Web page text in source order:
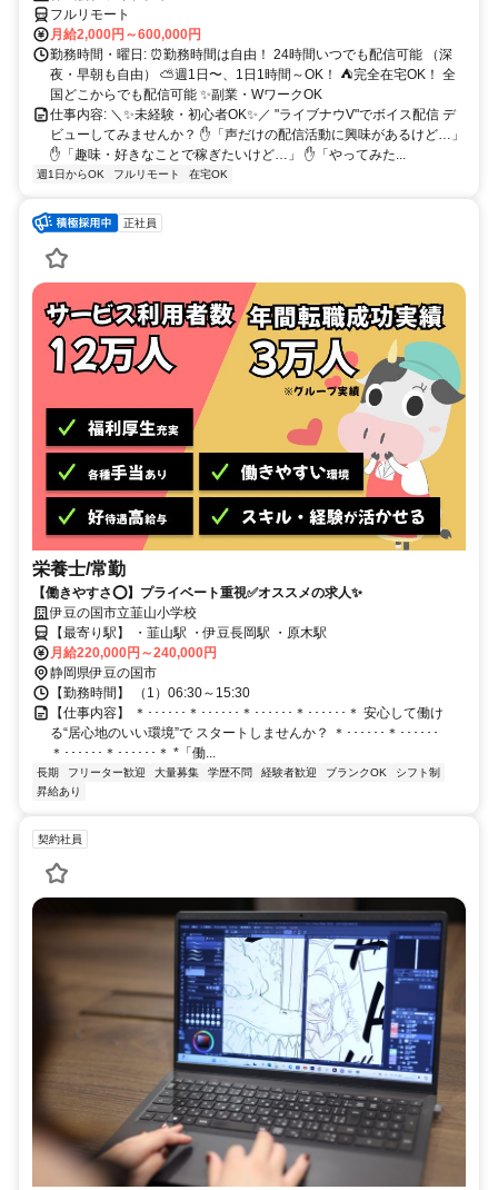
フルリモート
月給2,000円～600,000円
勤務時間・曜日: ⏰勤務時間は自由！ 24時間いつでも配信可能 （深
夜・早朝も自由） ⛅週1日〜、1日1時間～OK！ ⛺完全在宅OK！ 全
国どこからでも配信可能 ✨副業・WワークOK
仕事内容: ＼✨未経験・初心者OK✨／ "ライブナウV"でボイス配信 デ
ビューしてみませんか？ ✋「声だけの配信活動に興味があるけど…」
✋「趣味・好きなことで稼ぎたいけど…」 ✋「やってみた...
週1日からOK フルリモート 在宅OK
正社員
栄養士/常勤
【働きやすさ⭕️】プライベート重視✅️オススメの求人✨
伊豆の国市立韮山小学校
【最寄り駅】 ・韮山駅 ・伊豆長岡駅 ・原木駅
月給220,000円～240,000円
静岡県伊豆の国市
【勤務時間】 （1）06:30～15:30
【仕事内容】 ＊･･････＊･･････＊･･････＊･･････＊ 安心して働け
る“居心地のいい環境”で スタートしませんか？ ＊･･････＊･･････
＊･･････＊･･････＊ *「働...
長期 フリーター歓迎 大量募集 学歴不問 経験者歓迎 ブランクOK
シフト制
昇給あり
契約社員